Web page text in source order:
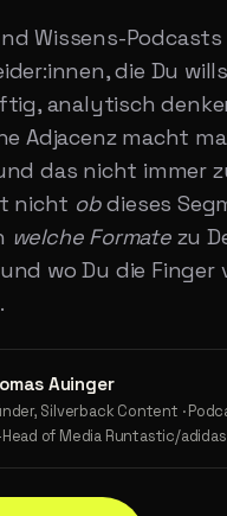
Wissens-
die Du
analytisch
Adjacenz macht
das nicht immer
nicht obdieses
welche Formatezu
wo Du die Finger
Auinger
Silverback Content ·
of Media Runtastic/adidas